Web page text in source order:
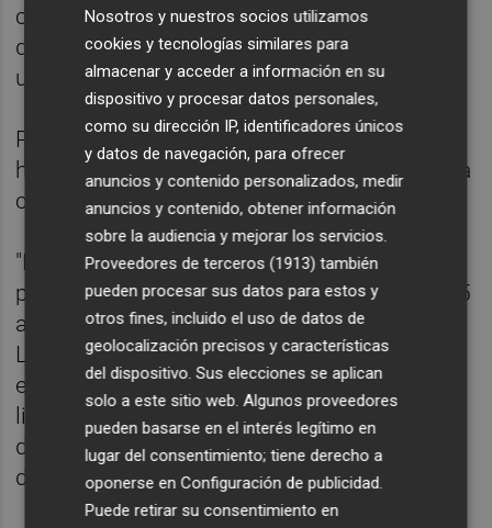
construyendo sobre los sólidos cimientos
que Willie nos deja", ha afirmado Gallego en
un comunicado.
Por su parte, Willie Walsh ha subrayado que
ha sido un "privilegio" haber participado en la
creación y desarrollo de IAG.
"He tenido el placer de trabajar con muchas
personas excepcionales en estos últimos 15
años tanto en British Airways como en IAG.
Luis Gallego ha sido un miembro clave del
equipo y ha demostrado un verdadero
liderazgo en estos años y no tengo ninguna
duda de que será un gran consejero
delegado", ha añadido Walsh.
Nosotros y nuestros socios utilizamos
cookies y tecnologías similares para
almacenar y acceder a información en su
dispositivo y procesar datos personales,
como su dirección IP, identificadores únicos
y datos de navegación, para ofrecer
anuncios y contenido personalizados, medir
anuncios y contenido, obtener información
sobre la audiencia y mejorar los servicios.
Proveedores de terceros (1913) también
pueden procesar sus datos para estos y
otros fines, incluido el uso de datos de
geolocalización precisos y características
del dispositivo. Sus elecciones se aplican
solo a este sitio web. Algunos proveedores
pueden basarse en el interés legítimo en
lugar del consentimiento; tiene derecho a
oponerse enConfiguración de publicidad.
Puede retirar su consentimiento en